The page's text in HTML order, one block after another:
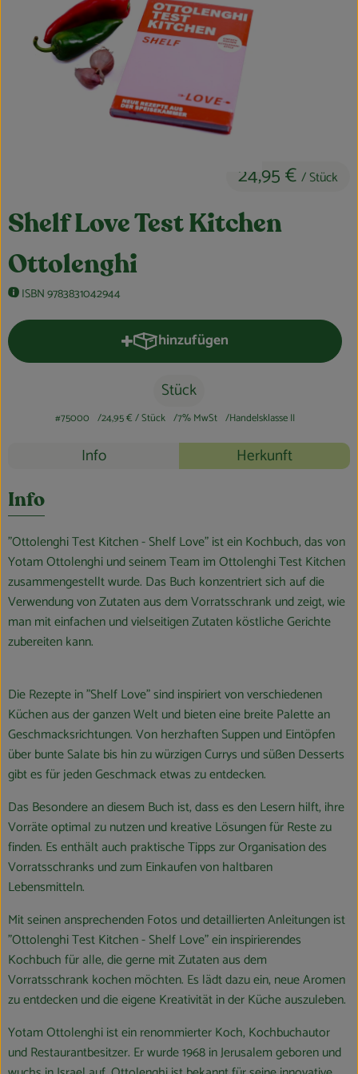
Feierlichkeiten & Geschenke
Nützliches
Großküche
Shelf Love Test Kitchen
Ottolenghi
ISBN 9783831042944
24,95 € / Stück
hinzufügen
Produkt zum Warenkorb
Stück
#75000 24,95 €/ Stück 7% MwSt Handelsklasse II
Rezepte
Info Herkunft
Info
"Ottolenghi Test Kitchen - Shelf Love" ist ein Kochbuch, das von
Yotam Ottolenghi und seinem Team im Ottolenghi Test Kitchen
zusammengestellt wurde. Das Buch konzentriert sich auf die
Verwendung von Zutaten aus dem Vorratsschrank und zeigt, wie
man mit einfachen und vielseitigen Zutaten köstliche Gerichte
zubereiten kann.
Die Rezepte in "Shelf Love" sind inspiriert von verschiedenen
Küchen aus der ganzen Welt und bieten eine breite Palette an
Geschmacksrichtungen. Von herzhaften Suppen und Eintöpfen
über bunte Salate bis hin zu würzigen Currys und süßen Desserts
gibt es für jeden Geschmack etwas zu entdecken.
Das Besondere an diesem Buch ist, dass es den Lesern hilft, ihre
Vorräte optimal zu nutzen und kreative Lösungen für Reste zu
finden. Es enthält auch praktische Tipps zur Organisation des
Vorratsschranks und zum Einkaufen von haltbaren
Lebensmitteln.
Mit seinen ansprechenden Fotos und detaillierten Anleitungen ist
"Ottolenghi Test Kitchen - Shelf Love" ein inspirierendes
Kochbuch für alle, die gerne mit Zutaten aus dem
Vorratsschrank kochen möchten. Es lädt dazu ein, neue Aromen
zu entdecken und die eigene Kreativität in der Küche auszuleben.
Yotam Ottolenghi ist ein renommierter Koch, Kochbuchautor
und Restaurantbesitzer. Er wurde 1968 in Jerusalem geboren und